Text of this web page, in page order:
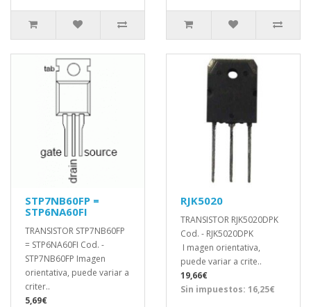
STP7NB60FP =
STP6NA60FI
TRANSISTOR STP7NB60FP
= STP6NA60FI Cod. -
STP7NB60FP Imagen
orientativa, puede variar a
criter..
5,69€
RJK5020
TRANSISTOR RJK5020DPK
Cod. - RJK5020DPK
I magen orientativa,
puede variar a crite..
19,66€
Sin impuestos: 16,25€